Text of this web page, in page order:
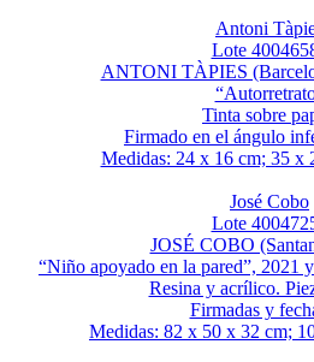
Antoni
Lote
ANTONI TÀPIES
Tinta sobre
Firmado en el ángulo
Medidas: 24 x 16 cm; 35 x
José Cobo
Lote
JOSÉ COBO
“Niño apoyado en la pared”, 2021
Resina y acrílico.
Firmadas y
Medidas: 82 x 50 x 32 cm;